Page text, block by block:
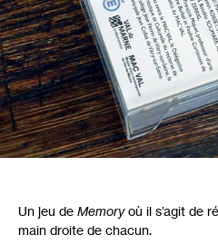
Un jeu de Memoryoù il s’agit de
main droite de chacun.